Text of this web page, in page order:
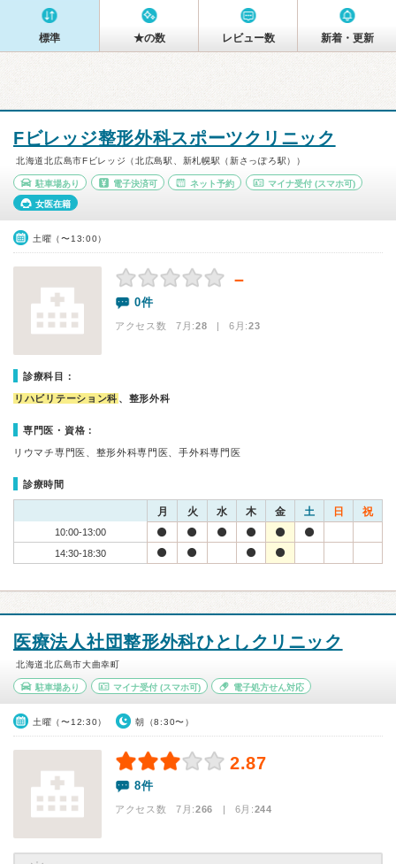
標準 ★の数 レビュー数 新着・更新
Fビレッジ整形外科スポーツクリニック
北海道北広島市Fビレッジ（北広島駅、新札幌駅（新さっぽろ駅））
駐車場あり 電子決済可 ネット予約 マイナ受付 (スマホ可)
女医在籍
土曜（〜13:00）
－
0件
アクセス数 7月:28 | 6月:23
診療科目：
リハビリテーション科 、整形外科
専門医・資格：
リウマチ専門医、整形外科専門医、手外科専門医
診療時間
月 火 水 木 金 土 日 祝
10:00-13:00
14:30-18:30
医療法人社団整形外科ひとしクリニック
北海道北広島市大曲幸町
駐車場あり マイナ受付(スマホ可) 電子処方せん対応
土曜（〜12:30） 朝（8:30〜）
2.87
8件
アクセス数 7月:266 | 6月:244